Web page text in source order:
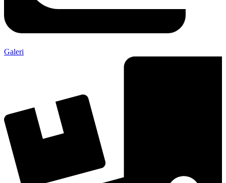
Galeri